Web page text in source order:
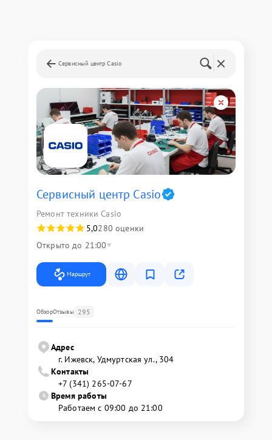
Сервисный центр Casio
Сервисный центр Casio
Ремонт техники Casio
5,0280 оценки
Открыто до 21:00
Маршрут
ОбзорОтзывы 295
Адрес
г. Ижевск, Удмуртская ул., 304
Контакты
+7 (341) 265-07-67
Время работы
Работаем с 09:00 до 21:00